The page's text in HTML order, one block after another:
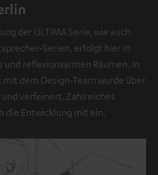
der ULTIMA Serie, wie auch
Serien, erfolgt hier in
und reflexionsarmen Räumen. In
dem Design-Team wurde über
verfeinert. Zahlreiches
die Entwicklung mit ein.